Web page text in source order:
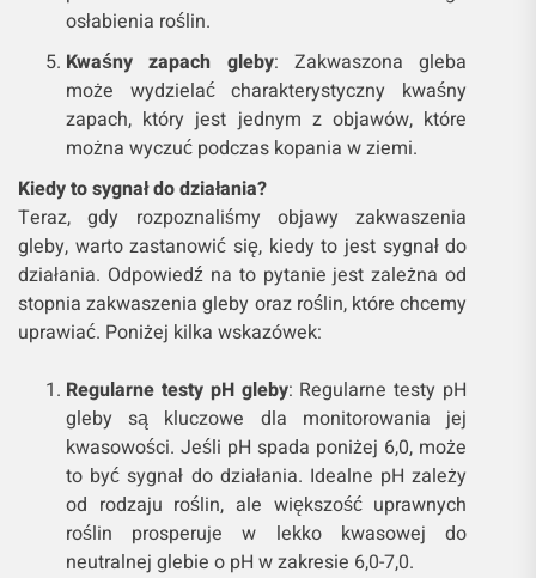
osłabienia roślin.
Kwaśny zapach gleby: Zakwaszona gleba
może wydzielać charakterystyczny kwaśny
zapach, który jest jednym z objawów, które
można wyczuć podczas kopania w ziemi.
Kiedy to sygnał do działania?
Teraz, gdy rozpoznaliśmy objawy zakwaszenia
gleby, warto zastanowić się, kiedy to jest sygnał do
działania. Odpowiedź na to pytanie jest zależna od
stopnia zakwaszenia gleby oraz roślin, które chcemy
uprawiać. Poniżej kilka wskazówek:
Regularne testy pH gleby: Regularne testy pH
gleby są kluczowe dla monitorowania jej
kwasowości. Jeśli pH spada poniżej 6,0, może
to być sygnał do działania. Idealne pH zależy
od rodzaju roślin, ale większość uprawnych
roślin prosperuje w lekko kwasowej do
neutralnej glebie o pH w zakresie 6,0-7,0.